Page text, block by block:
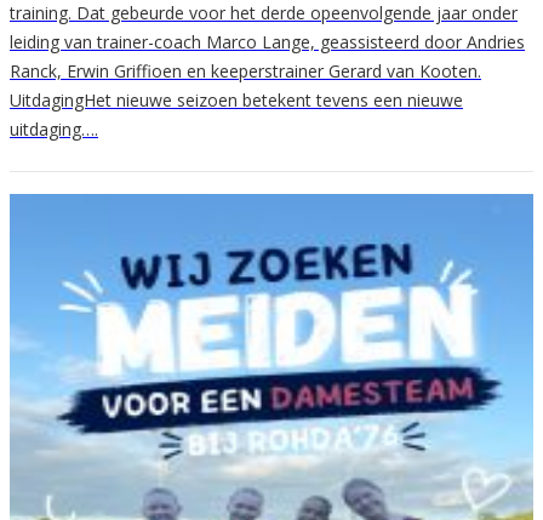
training. Dat gebeurde voor het derde opeenvolgende jaar onder
leiding van trainer-coach Marco Lange, geassisteerd door Andries
Ranck, Erwin Griffioen en keeperstrainer Gerard van Kooten.
UitdagingHet nieuwe seizoen betekent tevens een nieuwe
uitdaging….